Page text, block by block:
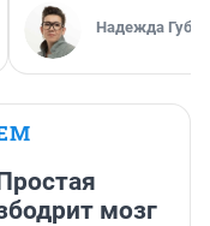
Надежда
мозг